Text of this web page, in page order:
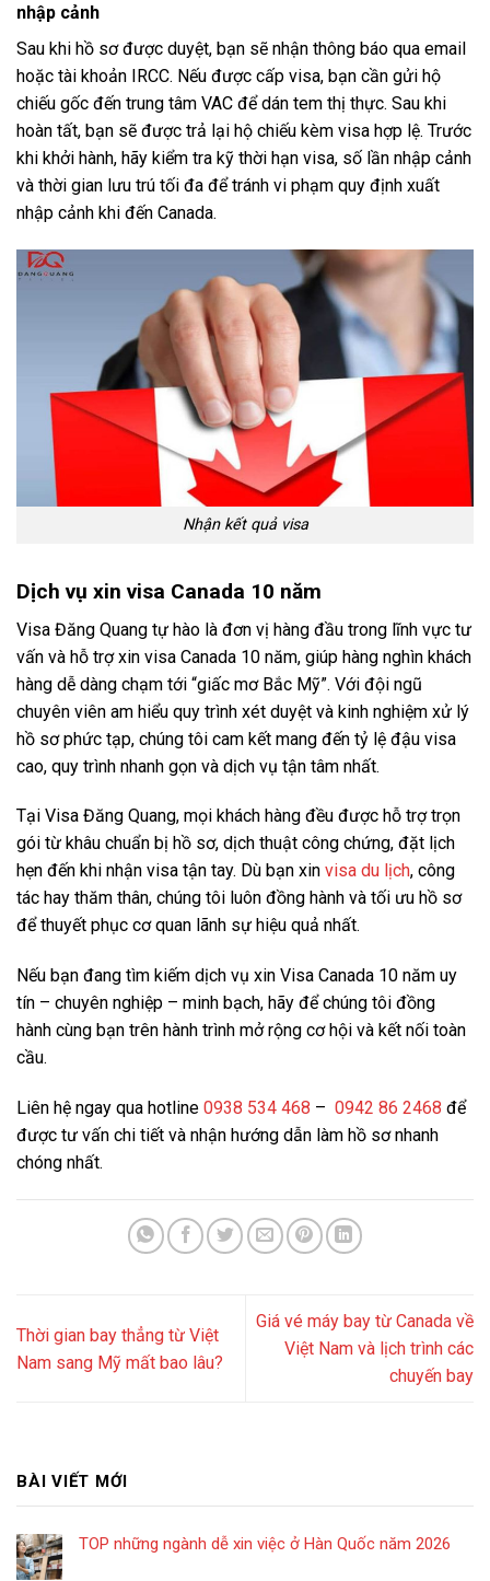
nhập cảnh
Sau khi hồ sơ được duyệt, bạn sẽ nhận thông báo qua email
hoặc tài khoản IRCC. Nếu được cấp visa, bạn cần gửi hộ
chiếu gốc đến trung tâm VAC để dán tem thị thực. Sau khi
hoàn tất, bạn sẽ được trả lại hộ chiếu kèm visa hợp lệ. Trước
khi khởi hành, hãy kiểm tra kỹ thời hạn visa, số lần nhập cảnh
và thời gian lưu trú tối đa để tránh vi phạm quy định xuất
nhập cảnh khi đến Canada.
Nhận kết quả visa
Dịch vụ xin visa Canada 10 năm
Visa Đăng Quang tự hào là đơn vị hàng đầu trong lĩnh vực tư
vấn và hỗ trợ xin visa Canada 10 năm, giúp hàng nghìn khách
hàng dễ dàng chạm tới “giấc mơ Bắc Mỹ”. Với đội ngũ
chuyên viên am hiểu quy trình xét duyệt và kinh nghiệm xử lý
hồ sơ phức tạp, chúng tôi cam kết mang đến tỷ lệ đậu visa
cao, quy trình nhanh gọn và dịch vụ tận tâm nhất.
Tại Visa Đăng Quang, mọi khách hàng đều được hỗ trợ trọn
gói từ khâu chuẩn bị hồ sơ, dịch thuật công chứng, đặt lịch
hẹn đến khi nhận visa tận tay. Dù bạn xin visa du lịch, công
tác hay thăm thân, chúng tôi luôn đồng hành và tối ưu hồ sơ
để thuyết phục cơ quan lãnh sự hiệu quả nhất.
Nếu bạn đang tìm kiếm dịch vụ xin Visa Canada 10 năm uy
tín – chuyên nghiệp – minh bạch, hãy để chúng tôi đồng
hành cùng bạn trên hành trình mở rộng cơ hội và kết nối toàn
cầu.
Liên hệ ngay qua hotline 0938 534 468 – 0942 86 2468 để
được tư vấn chi tiết và nhận hướng dẫn làm hồ sơ nhanh
chóng nhất.
Thời gian bay thẳng từ Việt
Nam sang Mỹ mất bao lâu?
Giá vé máy bay từ Canada về
Việt Nam và lịch trình các
chuyến bay
BÀI VIẾT MỚI
TOP những ngành dễ xin việc ở Hàn Quốc năm 2026